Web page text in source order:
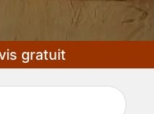
gratuit